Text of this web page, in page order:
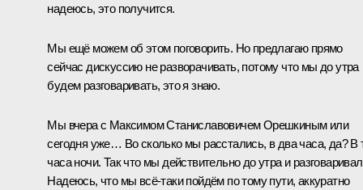
надеюсь, это получится.
Мы ещё можем об этом поговорить. Но предлагаю прямо
сейчас дискуссию не разворачивать, потому что мы до утра
будем разговаривать, это я знаю.
Мы вчера с Максимом Станиславовичем Орешкиным или
сегодня уже… Во сколько мы расстались, в два часа, да? В
часа ночи. Так что мы действительно до утра и
Надеюсь, что мы всё-таки пойдём по тому пути, аккуратно